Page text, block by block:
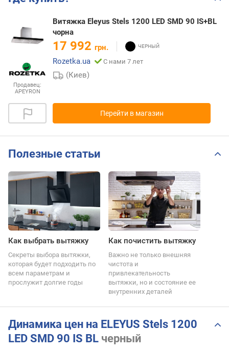
Продавец:
APEYRON
Витяжка Eleyus Stels 1200 LED SMD 90 IS+BL
чорна
17 992 грн.
Rozetka.ua
С нами 7 лет
(Киев)
Перейти в магазин
Полезные статьи
Как выбрать вытяжку
Секреты выбора вытяжки,
которая будет подходить по
всем параметрам и
прослужит долгие годы
Как почистить вытяжку
Важно не только внешняя
чистота и
привлекательность
вытяжки, но и состояние ее
внутренних деталей
Динамика цен на ELEYUS Stels 1200
LED SMD 90 IS BL черный